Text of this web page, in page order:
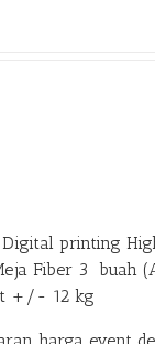
printing
Fiber 3 buah
+/- 12 kg
harga event